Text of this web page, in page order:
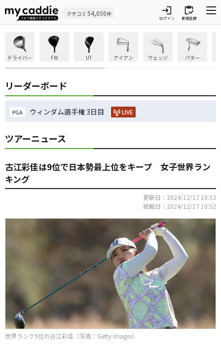
クチコミ 54,050件 login
ログイン
inventory
新規登録
ドライバー FW UT アイアン ウェッジ パター
リーダーボード
PGA ウィンダム選手権 3日目 LIVE
ツアーニュース
古江彩佳は9位で日本勢最上位をキープ 女子世界ラン
キング
更新日：2024/12/17 10:53
掲載日：2024/12/17 10:52
世界ランク9位の古江彩佳（写真：Getty Images）